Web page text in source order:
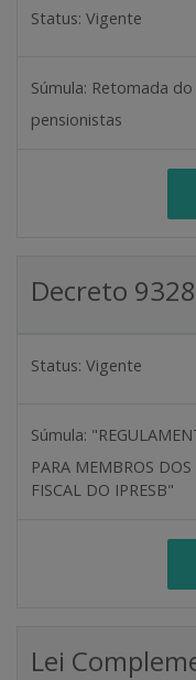
Status: Vigente
Súmula: Retomada
pensionistas
Decreto
Status: Vigente
Súmula:
PARA MEMBROS
FISCAL DO IPRESB"
Lei